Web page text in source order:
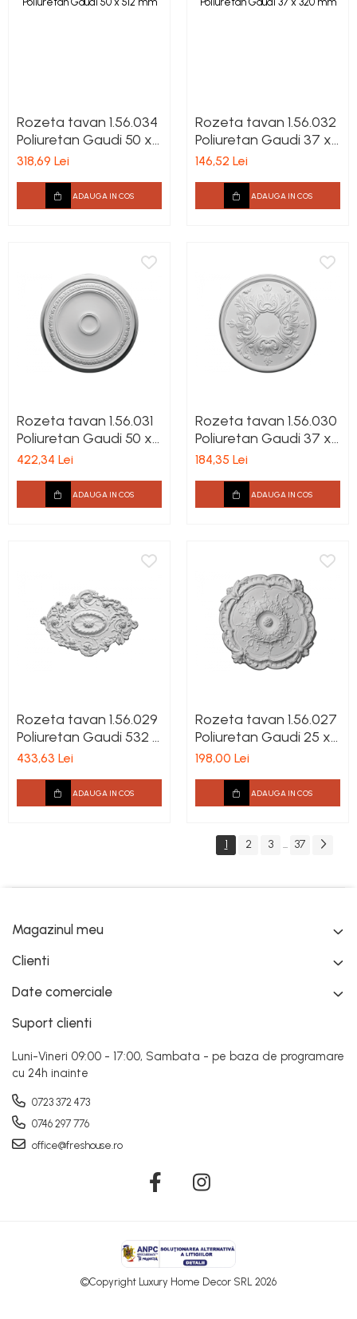
Rozeta tavan 1.56.034
Poliuretan Gaudi 50 x
512 mm
318,69 Lei
ADAUGA IN COS
Rozeta tavan 1.56.032
Poliuretan Gaudi 37 x
320 mm
146,52 Lei
ADAUGA IN COS
Rozeta tavan 1.56.031
Poliuretan Gaudi 50 x
620 mm
422,34 Lei
ADAUGA IN COS
Rozeta tavan 1.56.030
Poliuretan Gaudi 37 x
395 mm
184,35 Lei
ADAUGA IN COS
Rozeta tavan 1.56.029
Poliuretan Gaudi 532 x
767 x 45 mm
433,63 Lei
ADAUGA IN COS
Rozeta tavan 1.56.027
Poliuretan Gaudi 25 x
383 mm
198,00 Lei
ADAUGA IN COS
1 2 3 ... 37
Magazinul meu
Clienti
Date comerciale
Suport clienti
Luni-Vineri 09:00 - 17:00, Sambata - pe baza de programare
cu 24h inainte
0723 372 473
0746 297 776
office@freshouse.ro
©Copyright Luxury Home Decor SRL 2026